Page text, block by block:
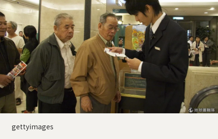
gettyimages